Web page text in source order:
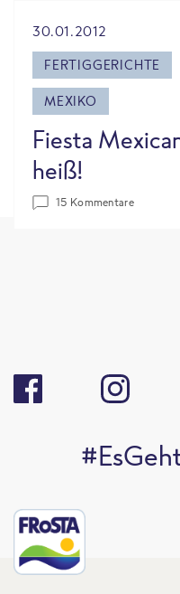
30.01.2012
FERTIGGERICHTE
MEXIKO
Fiesta
heiß!
15 Kommentare